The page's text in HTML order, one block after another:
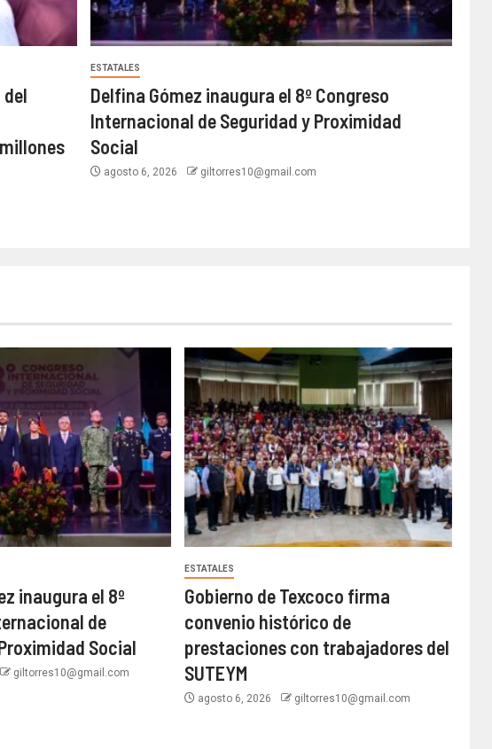
ESTATALES
Delfina Gómez inaugura el 8º Congreso
Internacional de Seguridad y Proximidad
Social
agosto 6, 2026 giltorres10@gmail.com
inaugura el 8º
de
Social
giltorres10@gmail.com
ESTATALES
Gobierno de Texcoco firma
convenio histórico de
prestaciones con trabajadores del
SUTEYM
agosto 6, 2026 giltorres10@gmail.com